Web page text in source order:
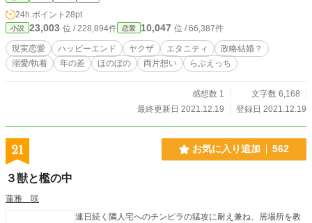
24h.ポイント 28pt
小説 23,003 位 / 228,894件 恋愛 10,047 位 / 66,387件
現実恋愛 ハッピーエンド ヤクザ エタニティ
政略結婚？
溺愛/執着
年の差 ほのぼの 両片想い らぶえっち
感想数 1
文字数 6,168
最終更新日 2021.12.19
登録日 2021.12.19
21 お気に入り追加 562
３獣と檻の中
蓮雅 咲
連日続く隣人宅へのチンピラの猛攻に耐え兼ね、居場所を教